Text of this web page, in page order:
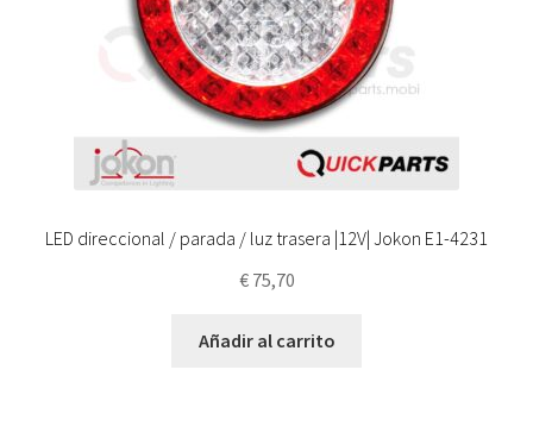
LED direccional / parada / luz trasera |12V| Jokon E1-4231
€75,70
Añadir al carrito